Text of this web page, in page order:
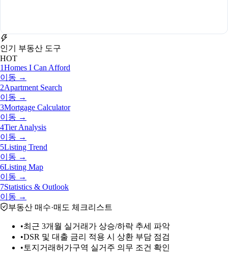
인기 부동산 도구
HOT
1Homes I Can Afford
이동 →
2Apartment Search
이동 →
3Mortgage Calculator
이동 →
4Tier Analysis
이동 →
5Listing Trend
이동 →
6Listing Map
이동 →
7Statistics & Outlook
이동 →
부동산 매수·매도 체크리스트
•최근 3개월 실거래가 상승/하락 추세 파악
•DSR 및 대출 금리 적용 시 상환 부담 점검
• 토지거래허가구역 실거주 의무 조건 확인